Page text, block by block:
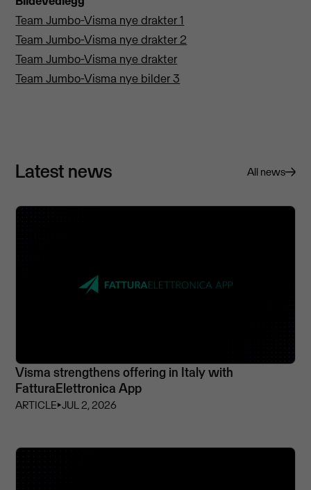
Team Jumbo-Visma nye drakter 1
Team Jumbo-Visma nye drakter 2
Team Jumbo-Visma nye drakter
Team Jumbo-Visma nye bilder 3
Latest news All news
Visma strengthens offering in Italy with
FatturaElettronica App
ARTICLE⏵JUL 2, 2026